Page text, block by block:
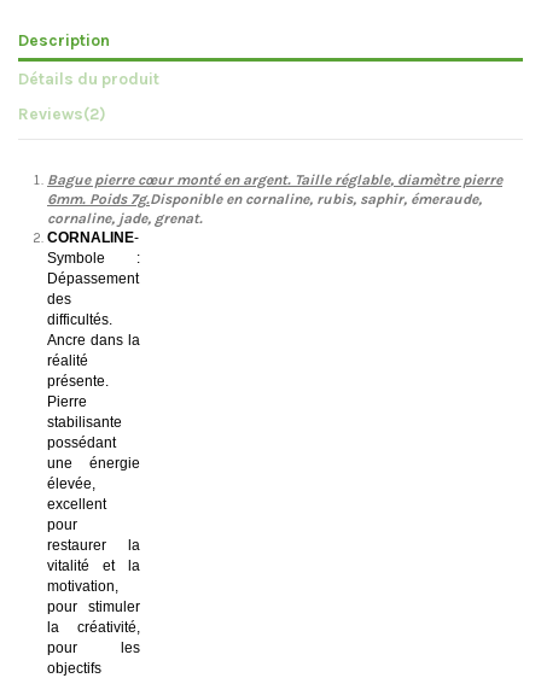
Description
Détails du produit
Reviews(2)
Bague pierre cœurmonté en argent. Taille réglable, diamètre pierre
6mm. Poids 7g.Disponible en cornaline, rubis, saphir, émeraude,
cornaline, jade, grenat.
CORNALINE-
Symbole :
Dépassement
des
difficultés.
Ancre dans la
réalité
présente.
Pierre
stabilisante
possédant
une énergie
élevée,
excellent
pour
restaurer la
vitalité et la
motivation,
pour stimuler
la créativité,
pour les
objectifs